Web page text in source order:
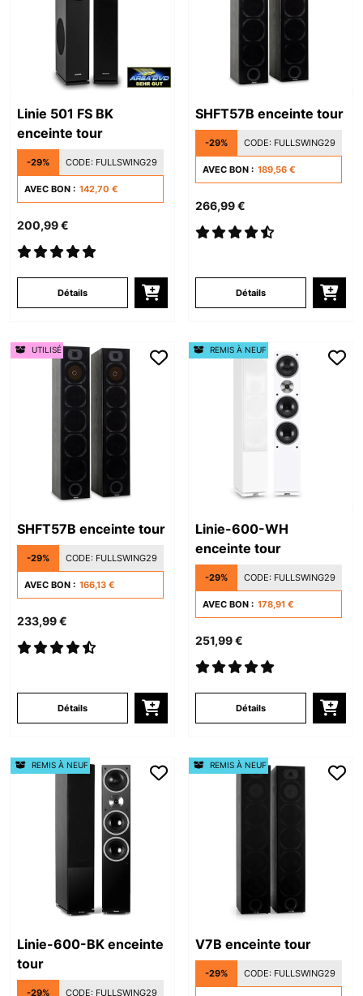
Linie 501 FS BK
enceinte tour
-29% CODE: FULLSWING29
AVEC BON : 142,70 €
200,99 €
Détails
SHFT57B enceinte tour
-29% CODE: FULLSWING29
AVEC BON : 189,56 €
266,99 €
Détails
SHFT57B enceinte tour
-29% CODE: FULLSWING29
AVEC BON : 166,13 €
233,99 €
Détails
UTILISÉ
Linie-600-WH
enceinte tour
-29% CODE: FULLSWING29
AVEC BON : 178,91 €
251,99 €
Détails
REMIS À NEUF
Linie-600-BK enceinte
tour
-29% CODE: FULLSWING29
REMIS À NEUF
V7B enceinte tour
-29% CODE: FULLSWING29
REMIS À NEUF